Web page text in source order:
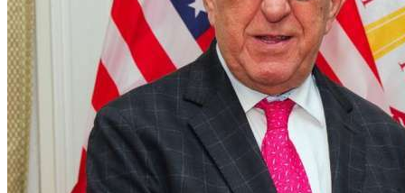
Close Modal
End of dialog
window.